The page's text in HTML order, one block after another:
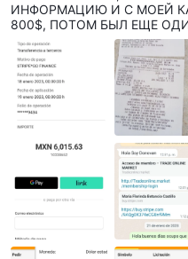
ИНФОРМАЦИЮ И С МОЕЙ
800$, ПОТОМ БЫЛ ЕЩЕ
756 долларов. НО ПОСЛЕ
И 9454,93 ДОЛЛАРА И
ЛИ ЭТИ СУММЫ С МОЕЙ
ОТЕЛА СВЯЗАТЬСЯ С
ЖЕ ОНИ СВЯЗАЛИСЬ СО
В СООБЩЕНИИ, ЧТО
ЕННИКОВ. ОНИ СКАЗАЛИ
ХОВКУ, ЧТОБЫ
ИЛ ИМ, ПОТОМУ ЧТО ОНИ
ОЧТИ 7000 ПЕСО, И ОНИ
НИ СОЗДАЛИ ТЕАТР,
М ЛЮДЯМ, КОТОРЫЕ
ЛЕ Я СМОГ ВОЙТИ НА
И КОГДА Я ПОПЫТАЮСЬ, Я
НЕ СУЩЕСТВУЕТ.